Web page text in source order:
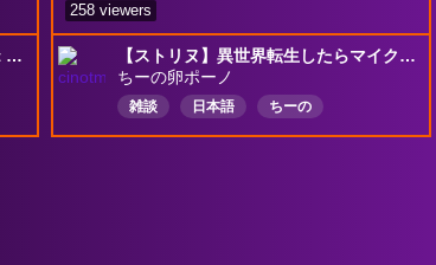
Minecraft Murder Mystery - Végzet Expressz!
【ストリヌ】異世界転生したらマイクラだった件【ちーの】
ちーの卵ポーノ
雑談 日本語
ちーの
minecraft
258 viewers